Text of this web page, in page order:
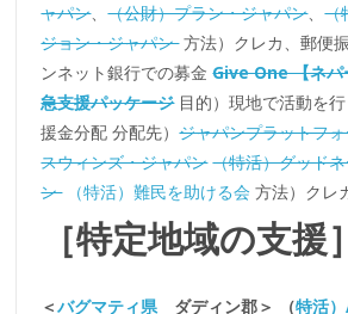
ャパン、（公財）プラン・ジャパン、（
ジョン・ジャパン方法）クレカ、郵便
ンネット銀行での募金Give One 【ネ
急支援パッケージ目的）現地で活動を
援金分配 分配先）ジャパンプラットフ
スウィンズ・ジャパン （特活）グッド
ン
（特活）難民を助ける会 方法）クレ
［特定地域の支援］
＜バグマティ県ダディン郡＞ （特活